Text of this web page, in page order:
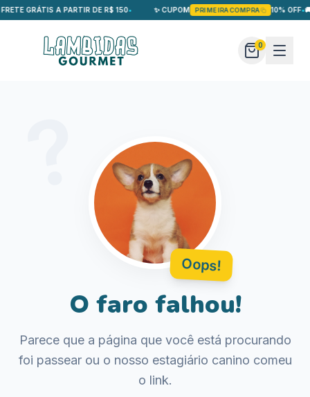
GRÁTIS A PARTIR DE R$ 150• ✨ CUPOM PRIMEIRACOMPRA 10% OFF•🚚
0
Oops!
O faro falhou!
Parece que a página que você está procurando
foi passear ou o nosso estagiário canino comeu
o link.